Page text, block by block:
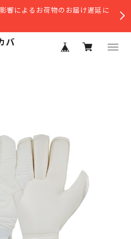
響によるお荷物のお届け遅延に
バ